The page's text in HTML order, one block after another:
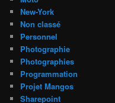
New-York
Non classé
Personnel
Photographie
Photographies
Programmation
Projet Mangos
Sharepoint